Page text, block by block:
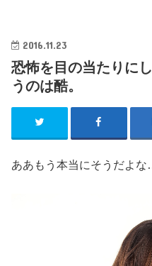
2016.11.23
恐怖を目の当たりに
うのは酷。
ああもう本当にそうだよな